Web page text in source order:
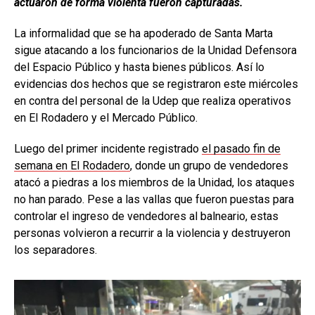
actuaron de forma violenta fueron capturadas.
La informalidad que se ha apoderado de Santa Marta
sigue atacando a los funcionarios de la Unidad Defensora
del Espacio Público y hasta bienes públicos. Así lo
evidencias dos hechos que se registraron este miércoles
en contra del personal de la Udep que realiza operativos
en El Rodadero y el Mercado Público.
Luego del primer incidente registrado el pasado fin de
semana en El Rodadero, donde un grupo de vendedores
atacó a piedras a los miembros de la Unidad, los ataques
no han parado. Pese a las vallas que fueron puestas para
controlar el ingreso de vendedores al balneario, estas
personas volvieron a recurrir a la violencia y destruyeron
los separadores.